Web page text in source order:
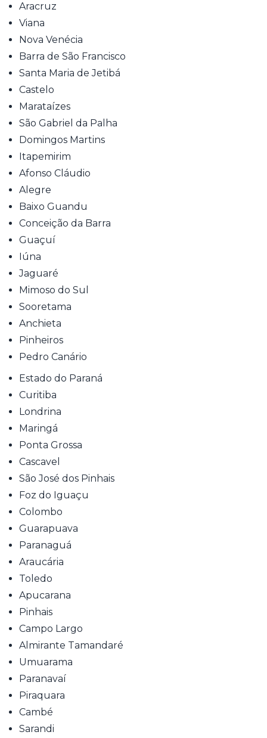
Aracruz
Viana
Nova Venécia
Barra de São Francisco
Santa Maria de Jetibá
Castelo
Marataízes
São Gabriel da Palha
Domingos Martins
Itapemirim
Afonso Cláudio
Alegre
Baixo Guandu
Conceição da Barra
Guaçuí
Iúna
Jaguaré
Mimoso do Sul
Sooretama
Anchieta
Pinheiros
Pedro Canário
Estado do Paraná
Curitiba
Londrina
Maringá
Ponta Grossa
Cascavel
São José dos Pinhais
Foz do Iguaçu
Colombo
Guarapuava
Paranaguá
Araucária
Toledo
Apucarana
Pinhais
Campo Largo
Almirante Tamandaré
Umuarama
Paranavaí
Piraquara
Cambé
Sarandi